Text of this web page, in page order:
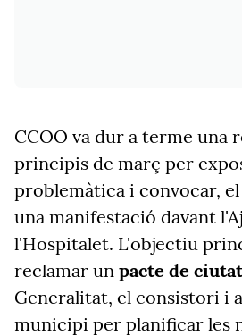
CCOO va dur a terme una
principis de març per
problemàtica i convocar, el
una manifestació davant
l'Hospitalet. L'objectiu
reclamar un pacte de
Generalitat, el consistori i
municipi per planificar les